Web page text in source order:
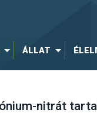
ÁLLAT
nitrát